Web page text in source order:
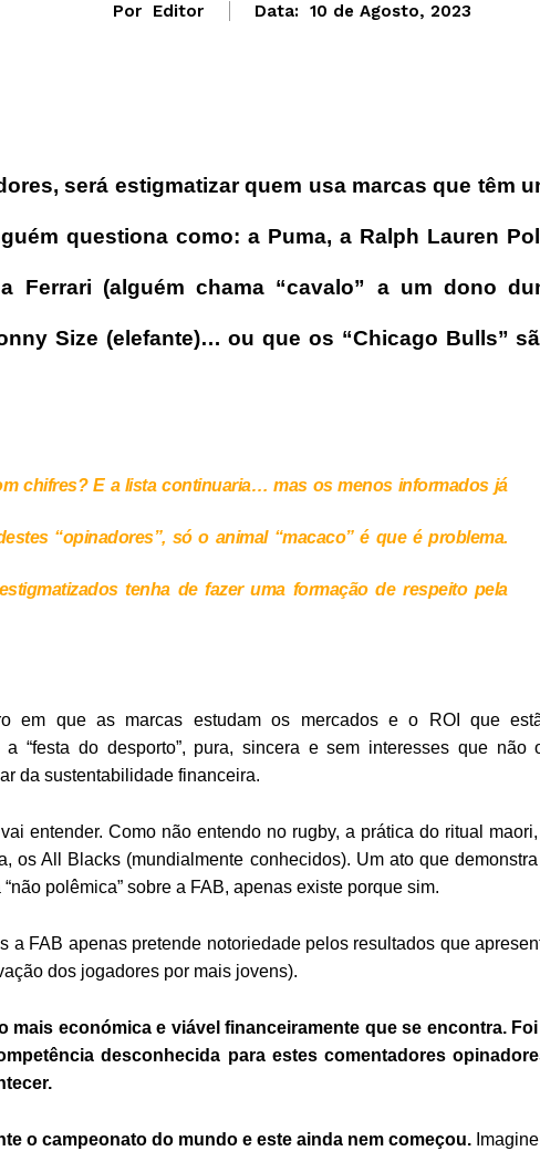
Por Editor Data: 10 de Agosto, 2023
será estigmatizar quem usa marcas que têm
questiona como: a Puma, a Ralph Lauren
Ferrari (alguém chama “cavalo” a um dono
Size (elefante)… ou que os “Chicago Bulls”
chifres? E a lista continuaria… mas os menos informados já
“opinadores”, só o animal “macaco” é que é problema.
tenha de fazer uma formação de respeito pela
em que as marcas estudam os mercados e o ROI que
“festa do desporto”, pura, sincera e sem interesses que não
da sustentabilidade financeira.
entender. Como não entendo no rugby, a prática do ritual
os All Blacks (mundialmente conhecidos). Um ato que
polêmica” sobre a FAB, apenas existe porque sim.
a FAB apenas pretende notoriedade pelos resultados que
dos jogadores por mais jovens).
mais económica e viável financeiramente que se encontra.
desconhecida para estes comentadores
o campeonato do mundo e este ainda nem começou.